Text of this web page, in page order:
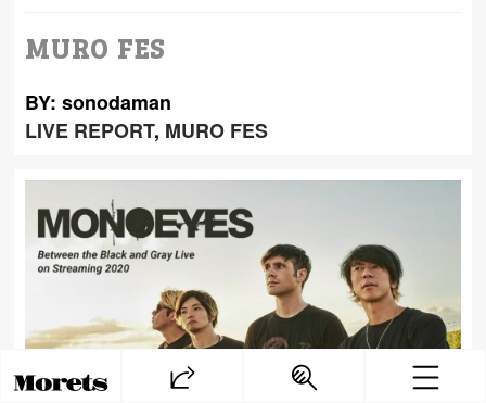
MURO FES
BY: sonodaman
LIVE REPORT, MURO FES